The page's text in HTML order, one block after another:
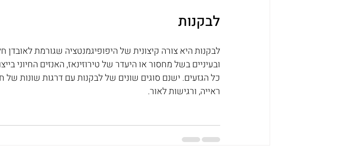
לבקנות
לבקנות היא צורה קיצונית של היפופיגמנטציה שגורמת
ובעיניים בשל מחסור או היעדר של טירוזינאז, האנזים החיוני
כל הגזעים. ישנם סוגים שונים של לבקנות עם דרגות שונות של
ראייה, ורגישות לאור.